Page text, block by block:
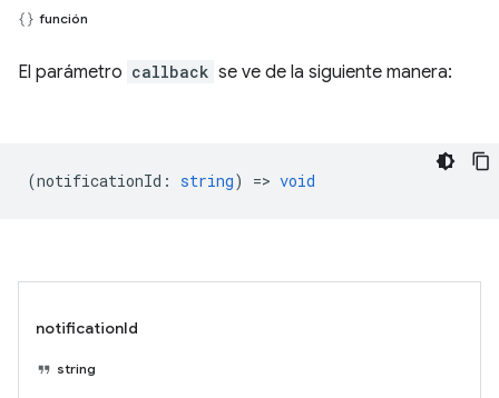
función
El parámetro callback se ve de la siguiente manera:
(notificationId : string) => void
notificationId
string